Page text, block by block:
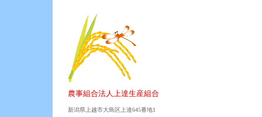
農事組合法人上達生産組合
新潟県上越市大島区上達645番地1